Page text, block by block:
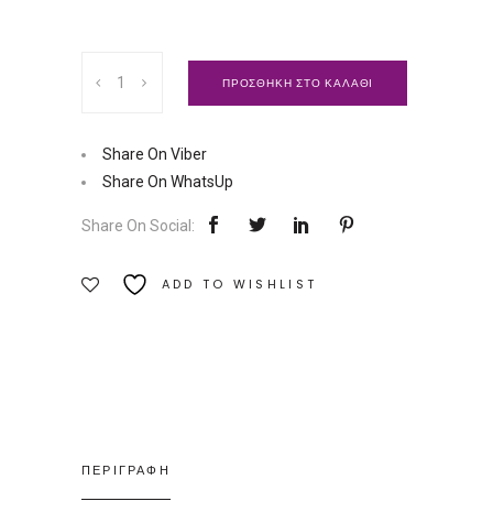
μαθημάτων
νέους
Ιατρούς
Εκδόσεις
Ποσότητα
ΠΡΟΣΘΗΚΗ ΣΤΟ ΚΑΛΑΘΙ
Share On Viber
Share On WhatsUp
Share On Social:
ADD TO WISHLIST
ΠΕΡΙΓΡΑΦΗ